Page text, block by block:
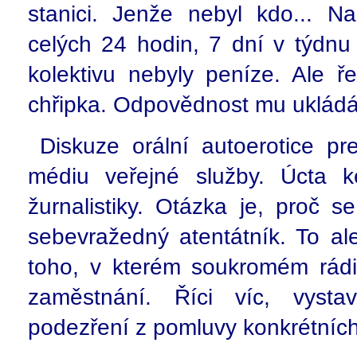
stanici. Jenže nebyl kdo...
celých 24 hodin, 7 dní v
kolektivu nebyly peníze. Ale
chřipka. Odpovědnost mu
Diskuze orální autoerotice
médiu veřejné služby. Úcta
žurnalistiky. Otázka je, proč
sebevražedný atentátník. To
toho, v kterém soukromém
zaměstnání. Říci víc,
podezření z pomluvy